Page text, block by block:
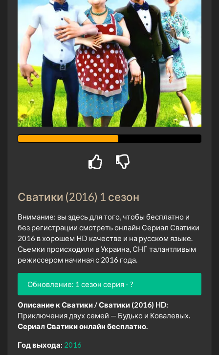
Сватики (2016) 1 сезон
Внимание: вы здесь для того, чтобы бесплатно и
без регистрации смотреть онлайн Сериал Сватики
2016 в хорошем HD качестве и на русском языке.
Сьемки происходили в Украина, СНГ талантливым
режиссером начиная с 2016 года.
Обновление: 1 сезон серия - ?
Описание к Сватики / Сватики (2016) HD:
Приключения двух семей — Будько и Ковалевых.
Сериал Сватики онлайн бесплатно.
Год выхода: 2016